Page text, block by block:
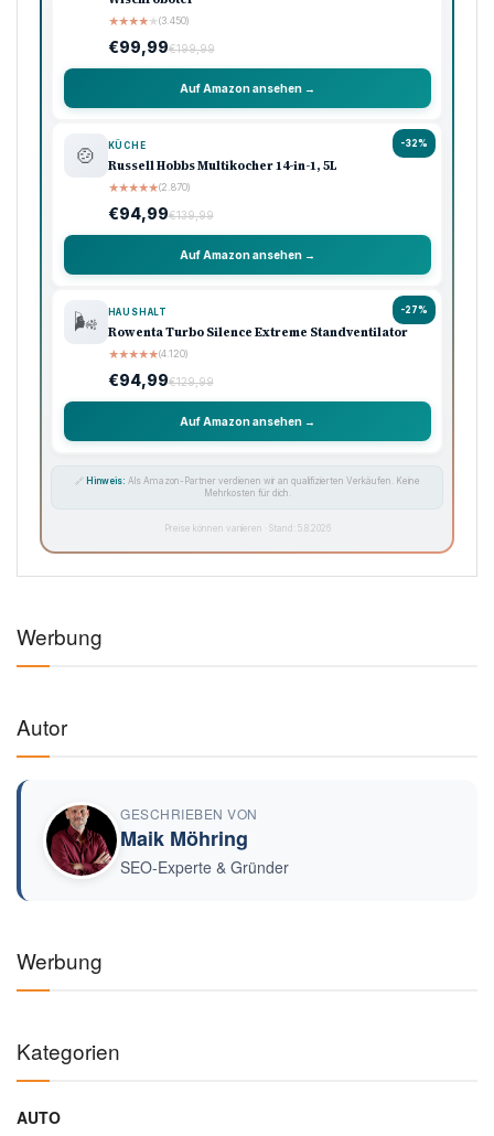
★★★★★(3.450)
€99,99€199,99
Auf Amazon ansehen →
-32%
🍲 KÜCHE
Russell Hobbs Multikocher 14-in-1, 5L
★★★★★(2.870)
€94,99€139,99
Auf Amazon ansehen →
-27%
🌬️ HAUSHALT
Rowenta Turbo Silence Extreme Standventilator
★★★★★(4.120)
€94,99€129,99
Auf Amazon ansehen →
🔗 Hinweis: Als Amazon-Partner verdienen wir an qualifizierten Verkäufen. Keine
Mehrkosten für dich.
Preise können variieren · Stand: 5.8.2026
Werbung
Autor
GESCHRIEBEN VON
Maik Möhring
SEO-Experte & Gründer
Werbung
Kategorien
AUTO